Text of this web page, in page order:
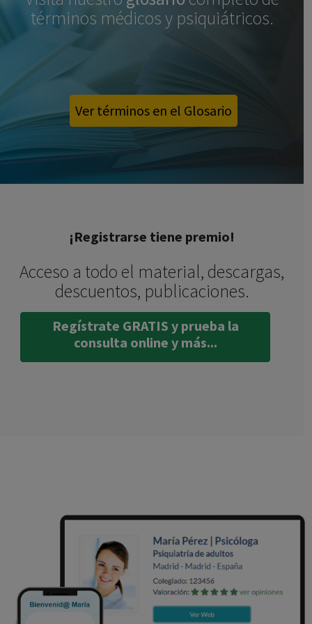
términos médicos y psiquiátricos.
Ver términos en el Glosario
¡Registrarse tiene premio!
Acceso a todo el material, descargas,
descuentos, publicaciones.
Regístrate GRATIS y prueba la
consulta online y más...